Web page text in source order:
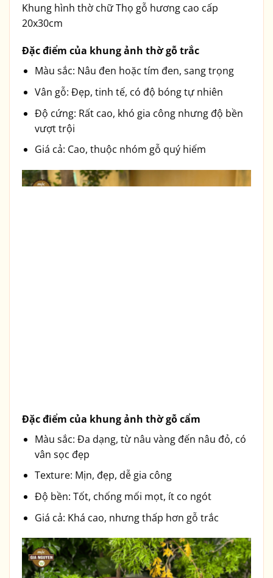
Khung hình thờ chữ Thọ gỗ hương cao cấp
20x30cm
Đặc điểm của khung ảnh thờ gỗ trắc
Màu sắc: Nâu đen hoặc tím đen, sang trọng
Vân gỗ: Đẹp, tinh tế, có độ bóng tự nhiên
Độ cứng: Rất cao, khó gia công nhưng độ bền
vượt trội
Giá cả: Cao, thuộc nhóm gỗ quý hiếm
Đặc điểm của khung ảnh thờ gỗ cẩm
Màu sắc: Đa dạng, từ nâu vàng đến nâu đỏ, có
vân sọc đẹp
Texture: Mịn, đẹp, dễ gia công
Độ bền: Tốt, chống mối mọt, ít co ngót
Giá cả: Khá cao, nhưng thấp hơn gỗ trắc